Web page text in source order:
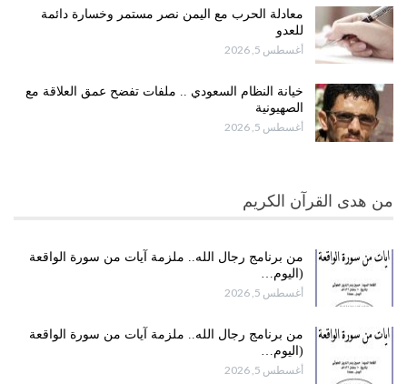
معادلة الحرب مع اليمن نصر مستمر وخسارة دائمة
للعدو
أغسطس 5, 2026
خيانة النظام السعودي .. ملفات تفضح عمق العلاقة مع
الصهيونية
أغسطس 5, 2026
من هدى القرآن الكريم
من برنامج رجال الله.. ملزمة آيات من سورة الواقعة
(اليوم…
أغسطس 5, 2026
من برنامج رجال الله.. ملزمة آيات من سورة الواقعة
(اليوم…
أغسطس 5, 2026